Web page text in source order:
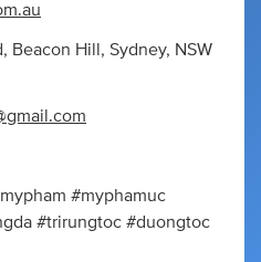
Beacon Hill, Sydney, NSW
#myphamuc
#trirungtoc #duongtoc